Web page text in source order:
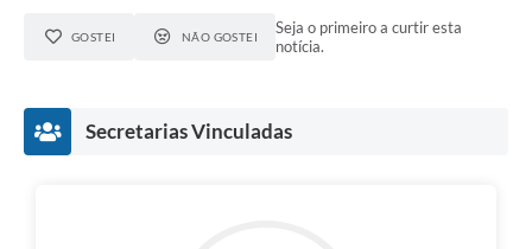
GOSTEI NÃO GOSTEI
Seja o primeiro a curtir esta
notícia.
Secretarias Vinculadas